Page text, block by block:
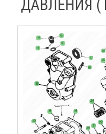
ДАВЛЕНИЯ